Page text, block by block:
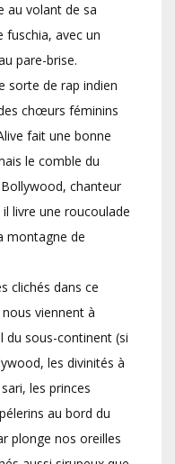
au volant de sa
fuschia, avec un
pare-brise.
sorte de rap indien
chœurs féminins
fait une bonne
le comble du
chanteur
livre une roucoulade
montagne de
clichés dans ce
viennent à
du sous-continent (si
les divinités à
les princes
au bord du
plonge nos oreilles